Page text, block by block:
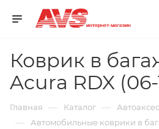
Коврик в
Acura RDX
Главная — Каталог —
— Автомобильные коврики в